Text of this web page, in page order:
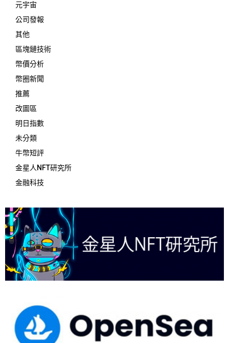
元宇宙
公司發報
其他
區塊鏈技術
幣價分析
幣圈新聞
推薦
改圖區
明日指數
未分類
牛幣短評
金星人NFT研究所
金融科技